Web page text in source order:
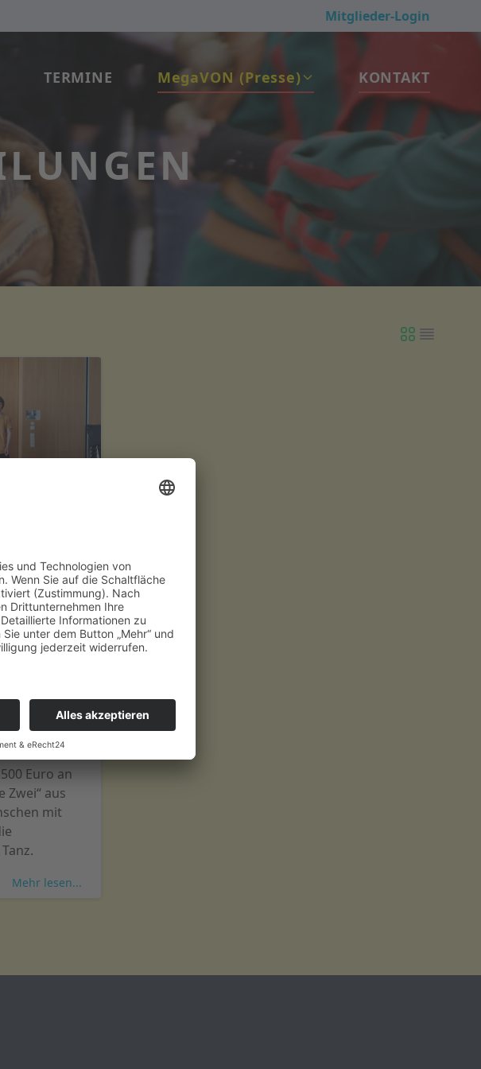
Mitglieder-Login
TERMINE MegaVON (Presse) KONTAKT
an
Euro an
Zwei“ aus
mit
Mehr lesen...